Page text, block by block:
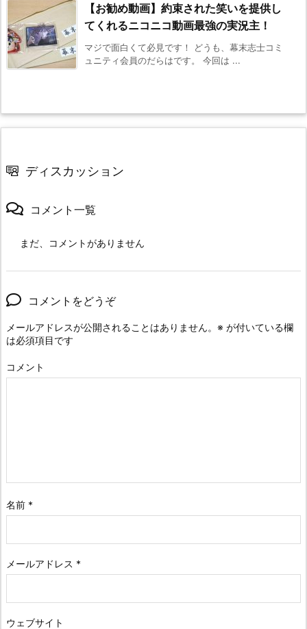
【お勧め動画】約束された笑いを提供し
てくれるニコニコ動画最強の実況主！
マジで面白くて必見です！ どうも、幕末志士コミ
ュニティ会員のだらはです。 今回は ...
ディスカッション
コメント一覧
まだ、コメントがありません
コメントをどうぞ
メールアドレスが公開されることはありません。 ※ が付いている欄
は必須項目です
コメント
名前 *
メールアドレス *
ウェブサイト